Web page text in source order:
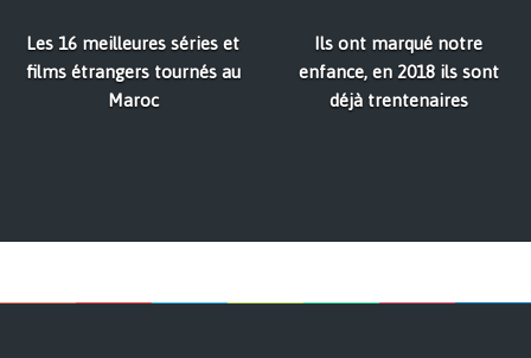
Les 16 meilleures séries et
films étrangers tournés au
Maroc
Ils ont marqué notre
enfance, en 2018 ils sont
déjà trentenaires